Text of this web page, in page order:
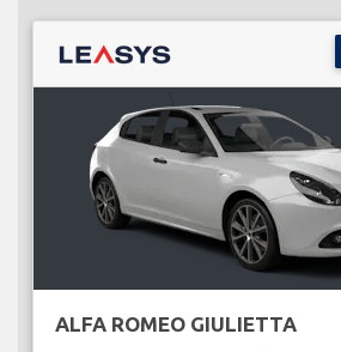
ALFA ROMEO GIULIETTA